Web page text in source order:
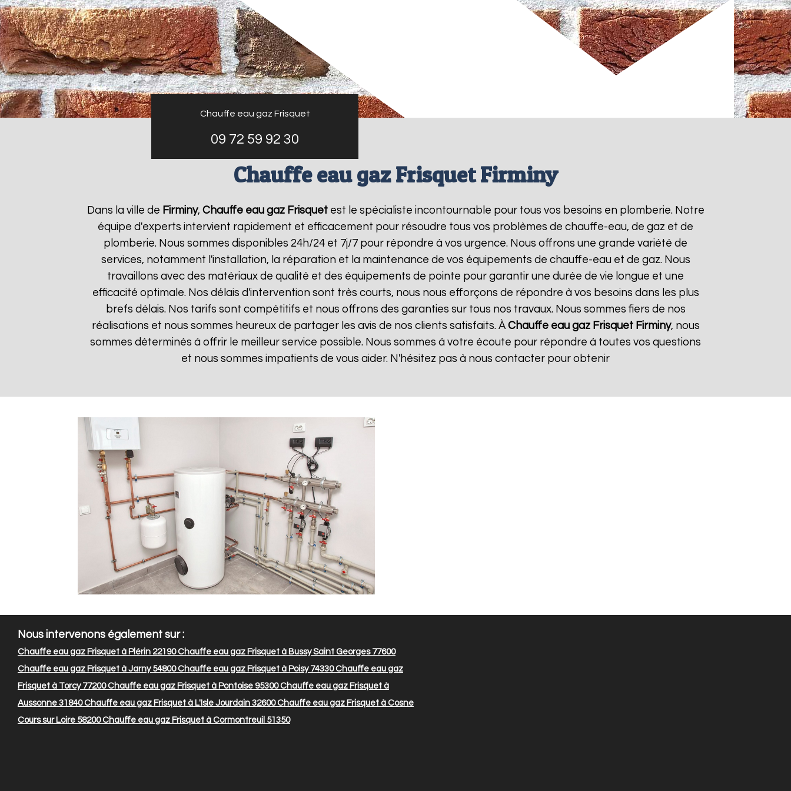
Chauffe eau gaz Frisquet
09 72 59 92 30
Chauffe eau gaz Frisquet Firminy
Dans la ville de Firminy, Chauffe eau gaz Frisquetest le spécialiste incontournable pour tous vos besoins en plomberie. Notre
équipe d'experts intervient rapidement et efficacement pour résoudre tous vos problèmes de chauffe-eau, de gaz et de
plomberie. Nous sommes disponibles 24h/24 et 7j/7 pour répondre à vos urgence. Nous offrons une grande variété de
services, notamment l'installation, la réparation et la maintenance de vos équipements de chauffe-eau et de gaz. Nous
travaillons avec des matériaux de qualité et des équipements de pointe pour garantir une durée de vie longue et une
efficacité optimale. Nos délais d'intervention sont très courts, nous nous efforçons de répondre à vos besoins dans les plus
brefs délais. Nos tarifs sont compétitifs et nous offrons des garanties sur tous nos travaux. Nous sommes fiers de nos
réalisations et nous sommes heureux de partager les avis de nos clients satisfaits. ÀChauffe eau gaz Frisquet Firminy, nous
sommes déterminés à offrir le meilleur service possible. Nous sommes à votre écoute pour répondre à toutes vos questions
et nous sommes impatients de vous aider. N'hésitez pas à nous contacter pour obtenir
Nous intervenons également sur :
Chauffe eau gaz Frisquet à Plérin 22190Chauffe eau gaz Frisquet à Bussy Saint Georges 77600
Chauffe eau gaz Frisquet à Jarny 54800Chauffe eau gaz Frisquet à Poisy 74330Chauffe eau gaz
Frisquet à Torcy 77200Chauffe eau gaz Frisquet à Pontoise 95300Chauffe eau gaz Frisquet à
Aussonne 31840Chauffe eau gaz Frisquet à L'Isle Jourdain 32600Chauffe eau gaz Frisquet à Cosne
Cours sur Loire 58200Chauffe eau gaz Frisquet à Cormontreuil 51350